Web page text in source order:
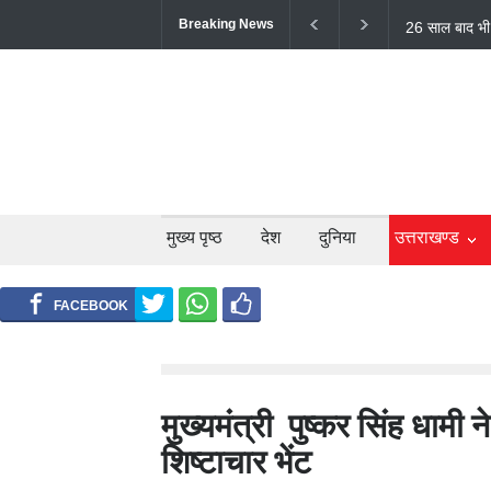
Breaking News
टिहरी में
लोगों की मौत;
मुख्य पृष्ठ देश दुनिया उत्तराखण्ड
मुख्यमंत्री पुष्कर सिंह धामी
शिष्टाचार भेंट